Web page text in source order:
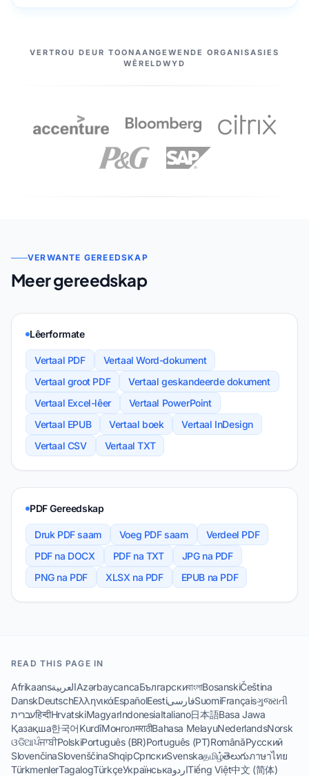
ONS VENNOTE
VERTROU DEUR TOONAANGEWENDE ORGANISASIES
WÊRELDWYD
VERWANTE GEREEDSKAP
Meer gereedskap
Lêerformate
Vertaal PDF
Vertaal Word-dokument
Vertaal groot PDF
Vertaal geskandeerde dokument
Vertaal Excel-lêer
Vertaal PowerPoint
Vertaal EPUB
Vertaal boek
Vertaal InDesign
Vertaal CSV
Vertaal TXT
PDF Gereedskap
Druk PDF saam Voeg PDF saam
Verdeel PDF
PDF na DOCX
PDF na TXT
JPG na PDF
PNG na PDF
XLSX na PDF EPUB na PDF
READ THIS PAGE IN
AfrikaansالعربيةAzərbaycancaБългарскиবাংলাBosanskiČeština
DanskDeutschΕλληνικάEspañolEestiفارسیSuomiFrançaisગુજરાતી
עבריתहिन्दीHrvatskiMagyarIndonesiaItaliano日本語Basa Jawa
Қазақша한국어KurdîМонголमराठीBahasa MelayuNederlandsNorsk
ଓଡିଆਪੰਜਾਬੀPolskiPortuguês (BR)Português (PT)RomânăРусский
SlovenčinaSlovenščinaShqipСрпскиSvenskaதமிழ்తెలుగుภาษาไทย
TürkmenlerTagalogTürkçeУкраїнськаاردوTiếng Việt中文 (简体)